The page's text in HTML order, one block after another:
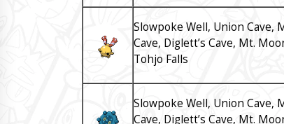
Slowpoke Well, Union Cave,
Cave, Diglett’s Cave, Mt.
Tohjo Falls
Slowpoke Well, Union Cave,
Cave, Diglett’s Cave, Mt.